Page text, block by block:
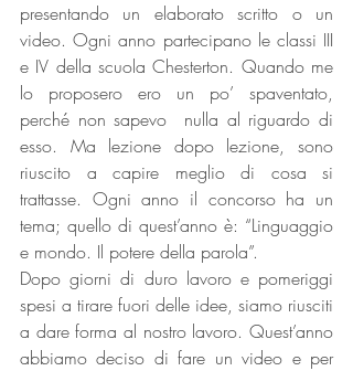
presentando un elaborato scritto o un
video. Ogni anno partecipano le classi III
e IV della scuola Chesterton. Quando me
lo proposero ero un po’ spaventato,
perché non sapevo  nulla al riguardo di
esso. Ma lezione dopo lezione, sono
riuscito a capire meglio di cosa si
trattasse. Ogni anno il concorso ha un
tema; quello di quest’anno è: “Linguaggio
e mondo. Il potere della parola”.
Dopo giorni di duro lavoro e pomeriggi
spesi a tirare fuori delle idee, siamo riusciti
a dare forma al nostro lavoro. Quest’anno
abbiamo deciso di fare un video e per